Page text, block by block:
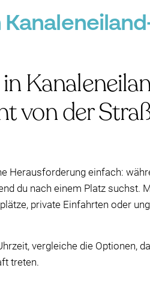
von der
Herausforderung einfach:
du nach einem Platz suchst.
private Einfahrten oder
vergleiche die Optionen,
treten.